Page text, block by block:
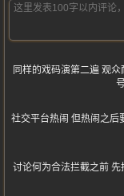
同样的戏码演第二遍 观
社交平台热闹 但热闹之后
讨论何为合法拦截之前